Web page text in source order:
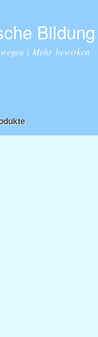
Bildung
| Mehr bewirken